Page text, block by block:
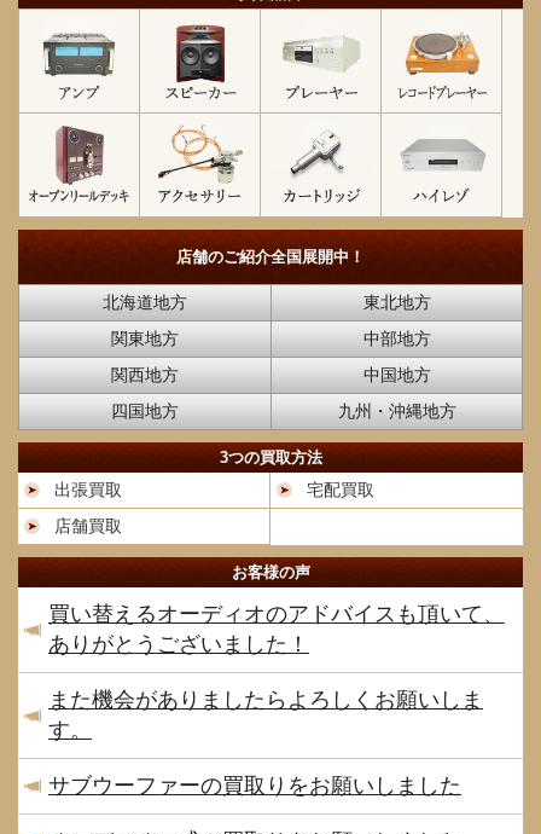
店舗のご紹介全国展開中！
北海道地方
東北地方
関東地方
中部地方
関西地方
中国地方
四国地方
九州・沖縄地方
3つの買取方法
出張買取
宅配買取
店舗買取
お客様の声
買い替えるオーディオのアドバイスも頂いて、
ありがとうございました！
また機会がありましたらよろしくお願いしま
す。
サブウーファーの買取りをお願いしました